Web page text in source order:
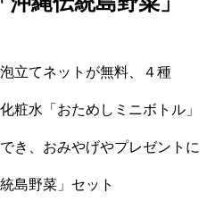
立てネットが無料、４種
粧水「おためしミニボトル」
き、おみやげやプレゼントに